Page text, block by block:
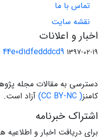
تماس با ما
نقشه سایت
اخبار و اعلانات
44e0d1dfedddcd9 1397-02-19
دسترسی به مقالات مجله
کامنز( CC BY-NC) آزاد است.
اشتراک خبرنامه
برای دریافت اخبار و